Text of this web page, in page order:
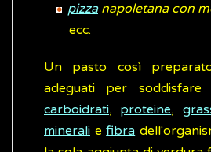
pizzanapoletana con
ecc.
Un pasto così
adeguati per
carboidrati, proteine,
minerali efibra